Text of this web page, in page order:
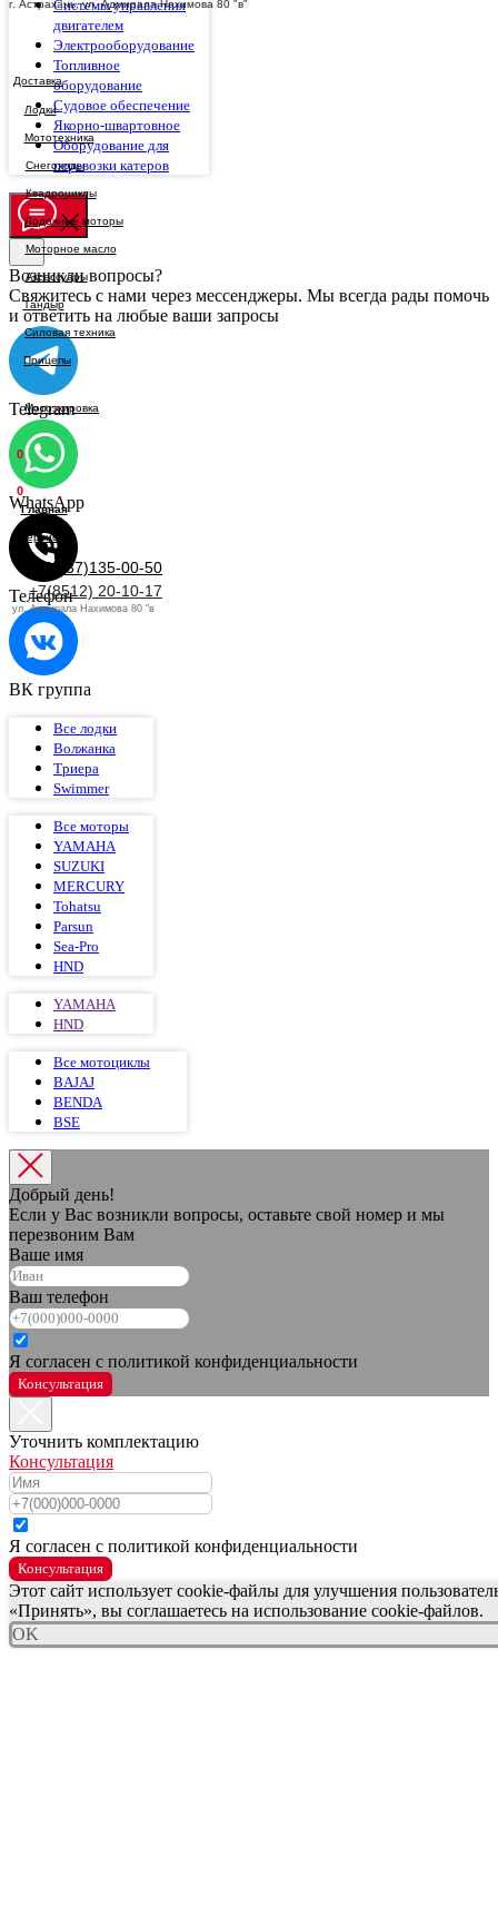
г. Астрахань, ул. Адмирала Нахимова 80 "в"
Доставка
0
0
Главная
Сервис
+7(937)135-00-50
+7(8512) 20-10-17
ул. Адмирала Нахимова 80 "в
Системы управления
двигателем
Электрооборудование
Топливное
оборудование
Судовое обеспечение
Якорно-швартовное
Оборудование для
перевозки катеров
Возникли вопросы?
Свяжитесь с нами через мессенджеры. Мы всегда рады помочь
и ответить на любые ваши запросы
Telegram
WhatsApp
Телефон
ВК группа
Все лодки
Волжанка
Триера
Swimmer
Все моторы
YAMAHA
SUZUKI
MERCURY
Tohatsu
Parsun
Sea-Pro
HND
YAMAHA
HND
Все мотоциклы
BAJAJ
BENDA
BSE
Добрый день!
Если у Вас возникли вопросы, оставьте свой номер и мы
перезвоним Вам
Ваше имя
Ваш телефон
Я согласен с политикой конфиденциальности
Консультация
Уточнить комплектацию
Консультация
Я согласен с политикой конфиденциальности
Консультация
Этот сайт использует cookie-файлы для улучшения
«Принять», вы соглашаетесь на использование cookie-файлов.
OK